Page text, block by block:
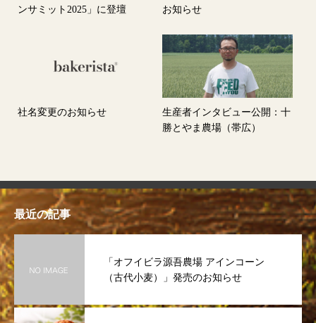
ンサミット2025」に登壇
お知らせ
社名変更のお知らせ
生産者インタビュー公開：十
勝とやま農場（帯広）
最近の記事
「オフイビラ源吾農場 アインコーン
（古代小麦）」発売のお知らせ